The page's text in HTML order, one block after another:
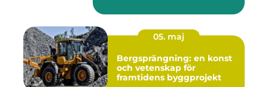
05. maj
Bergsprängning: en konst
och vetenskap för
framtidens byggprojekt